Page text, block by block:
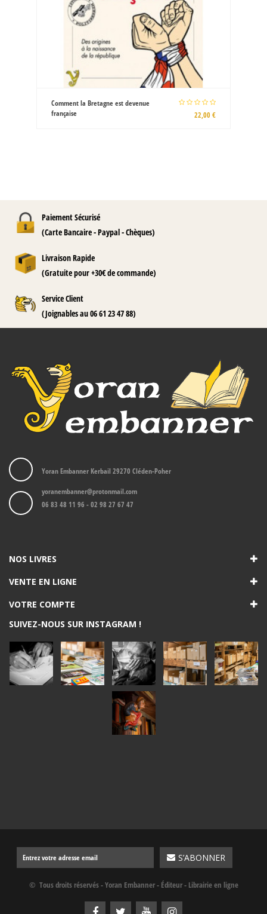
Paiement Sécurisé
(Carte Bancaire - Paypal - Chèques)
Livraison Rapide
(Gratuite pour +30€ de commande)
Service Client
(Joignables au 06 61 23 47 88)
Yoran Embanner Kerbail 29270 Cléden-Poher
yoranembanner@protonmail.com
06 83 48 11 96 - 02 98 27 67 47
NOS LIVRES
VENTE EN LIGNE
VOTRE COMPTE
SUIVEZ-NOUS SUR INSTAGRAM !
© Tous droits réservés - Yoran Embanner - Éditeur - Librairie en ligne